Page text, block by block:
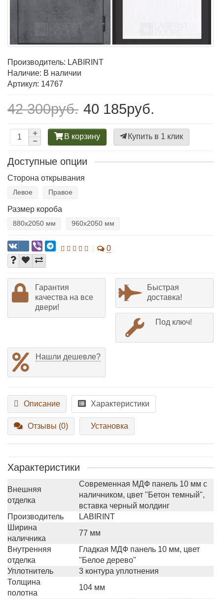
Производитель: LABIRINT
Наличие: В наличии
Артикул: 14767
42 300руб. 40 185руб.
В корзину Купить в 1 клик
Доступные опции
Сторона открывания
Левое Правое
Размер короба
880х2050 мм 960х2050 мм
0
Гарантия
качества на все
двери!
Быстрая
доставка!
Под ключ!
Нашли дешевле?
Описание Характеристики
Отзывы (0) Установка
Характеристики
Внешняя
отделка
Современная МДФ панель 10 мм с
наличником, цвет "Бетон темный",
вставка черный молдинг
Производитель
LABIRINT
Ширина
наличника
77 мм
Внутренняя
отделка
Гладкая МДФ панель 10 мм, цвет
"Белое дерево"
Уплотнитель
3 контура уплотнения
Толщина
полотна
104 мм